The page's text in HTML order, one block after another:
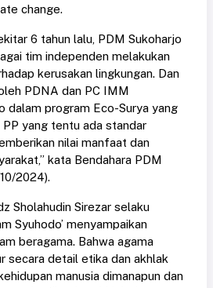
change.
6 tahun lalu, PDM Sukoharjo
tim independen melakukan
kerusakan lingkungan. Dan
PDNA dan PC IMM
dalam program Eco-Surya yang
yang tentu ada standar
nilai manfaat dan
kata Bendahara PDM
2024).
Sholahudin Sirezar selaku
Syuhodo’ menyampaikan
beragama. Bahwa agama
secara detail etika dan akhlak
manusia dimanapun dan